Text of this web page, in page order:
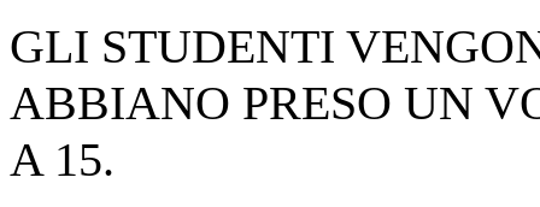
GLI STUDENTI
ABBIANO PRESO UN
A 15.